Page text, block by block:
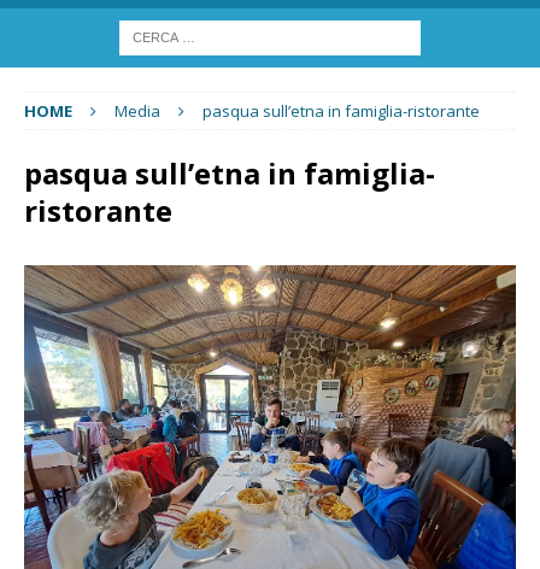
HOME Media pasqua sull’etna in famiglia-ristorante
pasqua sull’etna in famiglia-
ristorante